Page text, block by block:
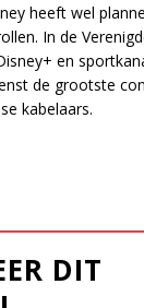
heeft wel
In de
en
de grootste
kabelaars.
DIT